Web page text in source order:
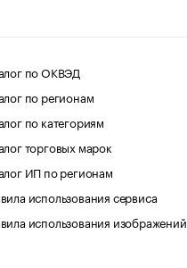
по ОКВЭД
по регионам
по категориям
торговых марок
ИП по регионам
использования сервиса
использования изображений